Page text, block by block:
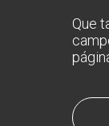
Que